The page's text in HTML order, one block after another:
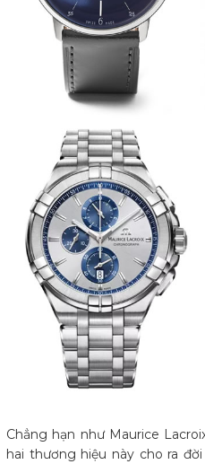
Chẳng hạn như Maurice
hai thương hiệu này cho ra